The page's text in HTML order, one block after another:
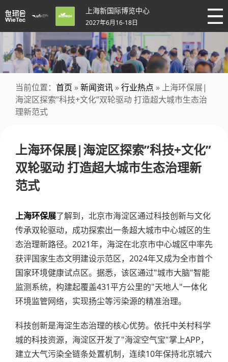
上海新国际博览中心
2027年6月16-18日
当前位置： 首页 »新闻资讯 »行业热点 » 上海环保展|
海淀区探索”科技+文化”双轮驱动 打造超大城市生态治
理新范式
上海环保展|海淀区探索”科技+文化”
双轮驱动 打造超大城市生态治理新
范式
上海环保展了解到，北京市海淀区通过科技创新与文化
传承双轮驱动，成功探索出一条超大城市中心城区的生
态治理新路径。2021年，海淀在北京市中心城区中率先
获评国家生态文明建设示范区，2024年又成为全市首个
国家环境健康试点区。据悉，该区通过"城市大脑"智能
监测系统，构建起覆盖431平方公里的"天地人"一体化
环境监管网络，实现扬尘等污染源的精准治理。
科技创新是海淀生态治理的核心优势。依托中关村科学
城的科技资源，海淀区开发了"海淀空气宝"掌上APP，
建立大气污染全链条处置机制，连续10年保持北京城六